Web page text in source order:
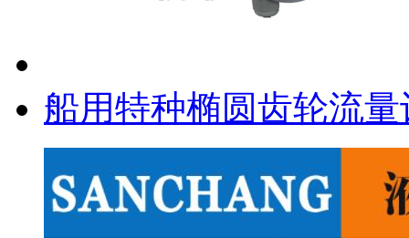
船用特种椭圆齿轮流量